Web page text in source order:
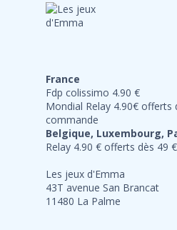
France
Fdp colissimo 4.90 €
Mondial Relay 4.90€ offerts
commande
Belgique, Luxembourg,
Relay 4.90 € offerts dès 49
Les jeux d'Emma
43T avenue San Brancat
11480 La Palme